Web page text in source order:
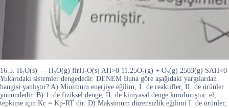
16.5. H₂O(s) — H₂O(g) flrH₂O(s) AH>0 11.25O₂(g) + O₂(g) 2503(g) SAH<0
Yukarıdaki sistemler dengededir. DENEM Buna göre aşağıdaki yargılardan
hangisi yanlıştır? A) Minimum enerjiye eğilim, 1. de reaktifler, II. de ürünler
yönündedir. B) 1. de fiziksel denge, II. de kimyasal denge kurulmuştur. el,
tepkime için Kc = Kp-RT dir. D) Maksimum düzensizlik eğilimi I. de ürünler,